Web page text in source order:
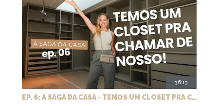
36:13
EP. 6: A SAGA DA CASA - TEMOS UM CLOSET PRA CHAMAR DE NOSSO + MARCENARIA E PAISAGISMO